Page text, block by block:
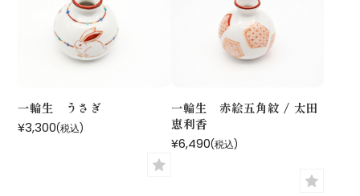
一輪生 うさぎ
¥3,300(税込)
一輪生 赤絵五角紋 / 太田
恵利香
¥6,490(税込)